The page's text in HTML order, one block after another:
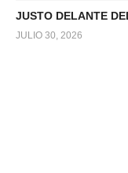
JUSTO DELANTE
JULIO 30, 2026